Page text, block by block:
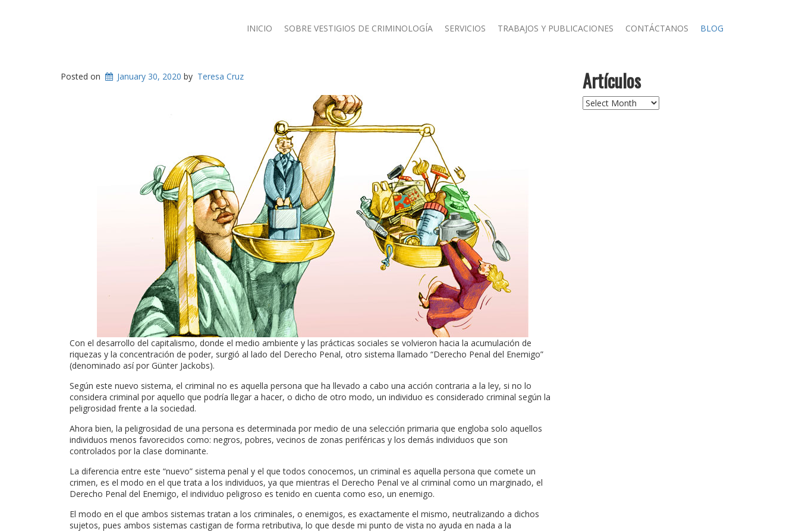
INICIO SOBRE VESTIGIOS DE CRIMINOLOGÍA SERVICIOS TRABAJOS Y PUBLICACIONES CONTÁCTANOS BLOG
Posted on January 30, 2020 by Teresa Cruz
Con el desarrollo del capitalismo, donde el medio ambiente y las prácticas sociales se volvieron hacia la acumulación de
riquezas y la concentración de poder, surgió al lado del Derecho Penal, otro sistema llamado “Derecho Penal del Enemigo”
(denominado así por Günter Jackobs).
Según este nuevo sistema, el criminal no es aquella persona que ha llevado a cabo una acción contraria a la ley, si no lo
considera criminal por aquello que podría llegar a hacer, o dicho de otro modo, un individuo es considerado criminal según la
peligrosidad frente a la sociedad.
Ahora bien, la peligrosidad de una persona es determinada por medio de una selección primaria que engloba solo aquellos
individuos menos favorecidos como: negros, pobres, vecinos de zonas periféricas y los demás individuos que son
controlados por la clase dominante.
La diferencia entre este “nuevo” sistema penal y el que todos conocemos, un criminal es aquella persona que comete un
crimen, es el modo en el que trata a los individuos, ya que mientras el Derecho Penal ve al criminal como un marginado, el
Derecho Penal del Enemigo, el individuo peligroso es tenido en cuenta como eso, un enemigo.
El modo en el que ambos sistemas tratan a los criminales, o enemigos, es exactamente el mismo, neutralizando a dichos
sujetos, pues ambos sistemas castigan de forma retributiva, lo que desde mi punto de vista no ayuda en nada a la
Artículos
Artículos